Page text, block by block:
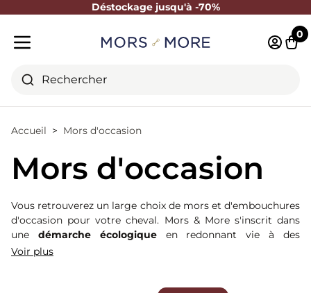
Déstockage jusqu'à -70%
Fermer
Rechercher
0
Accueil Mors d'occasion
Mors d'occasion
Vous retrouverez un large choix de mors et d'embouchures
d'occasion pour votre cheval. Mors & More s'inscrit dans
une démarche écologiqueen redonnant vie à des
produits peu ou pas utilisés ! Ces mors sont
Voir plus